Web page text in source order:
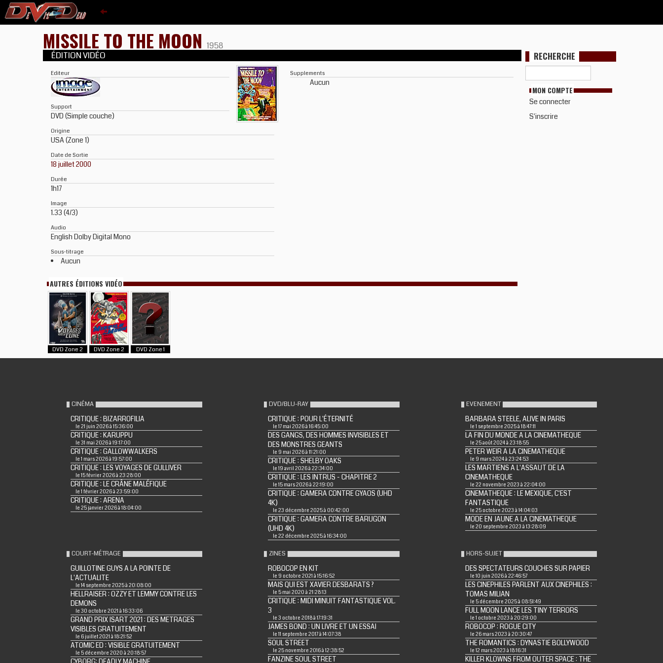
MISSILE TO THE MOON 1958
ÉDITION VIDÉO
Editeur
Support
DVD (Simple couche)
Origine
USA (Zone 1)
Date de Sortie
18 juillet 2000
Durée
1h17
Image
1.33 (4/3)
Audio
English Dolby Digital Mono
Sous-titrage
Aucun
Supplements
Aucun
AUTRES ÉDITIONS VIDÉO
DVD Zone 2 DVD Zone 2 DVD Zone 1
RECHERCHE
MON COMPTE
Se connecter
S'inscrire
CINÉMA
CRITIQUE : BIZARROFILIA
le 21 juin 2026 à 15:36:00
CRITIQUE : KARUPPU
le 31 mai 2026 à 19:17:00
CRITIQUE : GALLOWWALKERS
le 1 mars 2026 à 19:57:00
CRITIQUE : LES VOYAGES DE GULLIVER
le 15 février 2026 à 23:28:00
CRITIQUE : LE CRÂNE MALÉFIQUE
le 1 février 2026 à 23:59:00
CRITIQUE : ARENA
le 25 janvier 2026 à 18:04:00
DVD/BLU-RAY
CRITIQUE : POUR L'ÉTERNITÉ
le 17 mai 2026 à 16:45:00
DES GANGS, DES HOMMES INVISIBLES ET
DES MONSTRES GEANTS
le 9 mai 2026 à 11:21:00
CRITIQUE : SHELBY OAKS
le 19 avril 2026 à 22:34:00
CRITIQUE : LES INTRUS - CHAPITRE 2
le 15 mars 2026 à 22:19:00
CRITIQUE : GAMERA CONTRE GYAOS (UHD
4K)
le 23 décembre 2025 à 00:42:00
CRITIQUE : GAMERA CONTRE BARUGON
(UHD 4K)
le 22 décembre 2025 à 16:34:00
EVENEMENT
BARBARA STEELE, ALIVE IN PARIS
le 1 septembre 2025 à 18:47:11
LA FIN DU MONDE A LA CINEMATHEQUE
le 25 août 2024 à 23:18:55
PETER WEIR A LA CINEMATHEQUE
le 9 mars 2024 à 23:24:53
LES MARTIENS A L'ASSAUT DE LA
CINEMATHEQUE
le 22 novembre 2023 à 22:04:00
CINEMATHEQUE : LE MEXIQUE, C'EST
FANTASTIQUE
le 25 octobre 2023 à 14:04:03
MODE EN JAUNE A LA CINEMATHEQUE
le 20 septembre 2023 à 13:28:09
COURT-MÉTRAGE
GUILLOTINE GUYS A LA POINTE DE
L'ACTUALITE
le 14 septembre 2025 à 20:08:00
HELLRAISER : OZZY ET LEMMY CONTRE LES
DEMONS
le 30 octobre 2021 à 16:33:06
GRAND PRIX ISART 2021 : DES METRAGES
VISIBLES GRATUITEMENT
le 6 juillet 2021 à 18:21:52
ATOMIC ED : VISIBLE GRATUITEMENT
le 5 décembre 2020 à 20:18:57
ZINES
ROBOCOP EN KIT
le 9 octobre 2021 à 15:16:52
MAIS QUI EST XAVIER DESBARATS ?
le 5 mai 2020 à 21:28:13
CRITIQUE : MIDI MINUIT FANTASTIQUE VOL.
3
le 3 octobre 2018 à 17:19:31
JAMES BOND : UN LIVRE ET UN ESSAI
le 11 septembre 2017 à 14:07:38
SOUL STREET
le 25 novembre 2016 à 12:38:52
FANZINE SOUL STREET
HORS-SUJET
DES SPECTATEURS COUCHES SUR PAPIER
le 10 juin 2026 à 22:46:57
LES CINEPHILES PARLENT AUX CINEPHILES :
TOMAS MILIAN
le 5 décembre 2025 à 08:51:49
FULL MOON LANCE LES TINY TERRORS
le 1 octobre 2023 à 20:29:00
ROBOCOP : ROGUE CITY
le 26 mars 2023 à 20:30:47
THE ROMANTICS : DYNASTIE BOLLYWOOD
le 12 mars 2023 à 18:16:31
KILLER KLOWNS FROM OUTER SPACE : THE